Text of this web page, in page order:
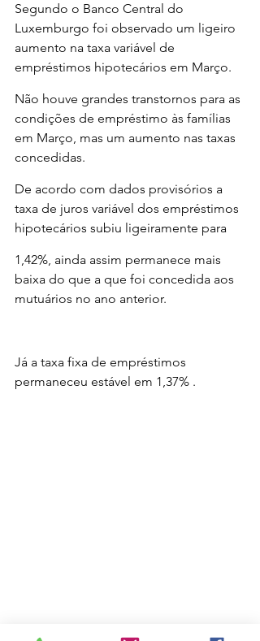
Segundo o Banco Central do
Luxemburgo foi observado um ligeiro
aumento na taxa variável de
empréstimos hipotecários em Março.
Não houve grandes transtornos para as
condições de empréstimo às famílias
em Março, mas um aumento nas taxas
concedidas.
De acordo com dados provisórios a
taxa de juros variável dos empréstimos
hipotecários subiu ligeiramente para
1,42%, ainda assim permanece mais
baixa do que a que foi concedida aos
mutuários no ano anterior.
Já a taxa fixa de empréstimos
permaneceu estável em 1,37% .